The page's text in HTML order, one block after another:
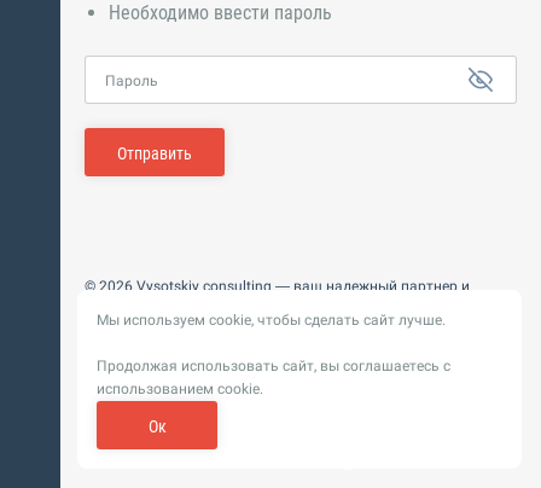
Необходимо ввести пароль
Пароль
Отправить
© 2026 Vysotskiy consulting — ваш надежный партнер и
Цифровизация, BIM, ИИ. Внедряем и оптимизируем
Пользовательское
соглашение
Политика обработки персональных
данных
Разработка сайта —
Мы используем cookie, чтобы сделать сайт лучше.
Продолжая использовать сайт, вы соглашаетесь с
использованием cookie.
Ок